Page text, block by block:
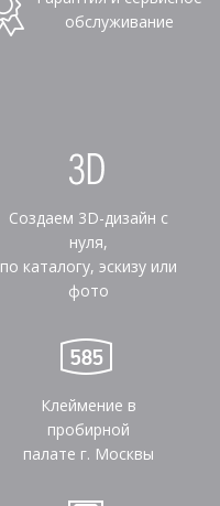
обслуживание
Создаем 3D-дизайн с
нуля,
по каталогу, эскизу или
фото
Клеймение в
пробирной
палате г. Москвы